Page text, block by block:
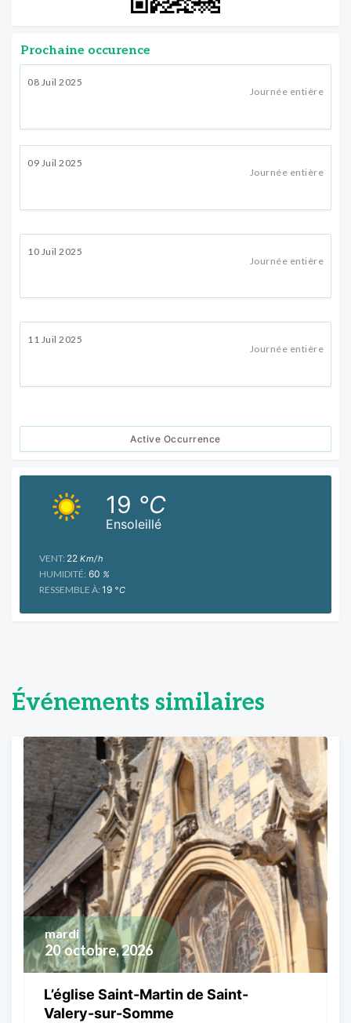
Prochaine occurence
08 Juil 2025
Journée entière
09 Juil 2025
Journée entière
10 Juil 2025
Journée entière
11 Juil 2025
Journée entière
Active Occurrence
Ensoleillé
19 °C
VENT: 22 Km/h
HUMIDITÉ: 60 %
RESSEMBLE À: 19 °C
Événements similaires
20 octobre, 2026
mardi
L’église Saint-Martin de Saint-
Valery-sur-Somme